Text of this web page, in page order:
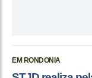
EM RONDONIA